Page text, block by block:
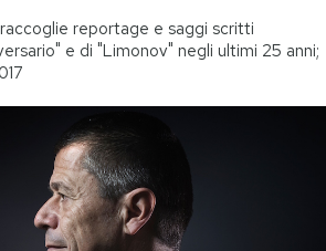
reportage e saggi scritti
e di "Limonov" negli ultimi 25 anni;